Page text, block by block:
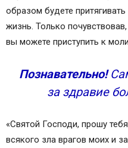
образом будете
жизнь. Только
вы можете приступить к
Познавательно!
за здравие
«Святой Господи, прошу
всякого зла врагов моих и